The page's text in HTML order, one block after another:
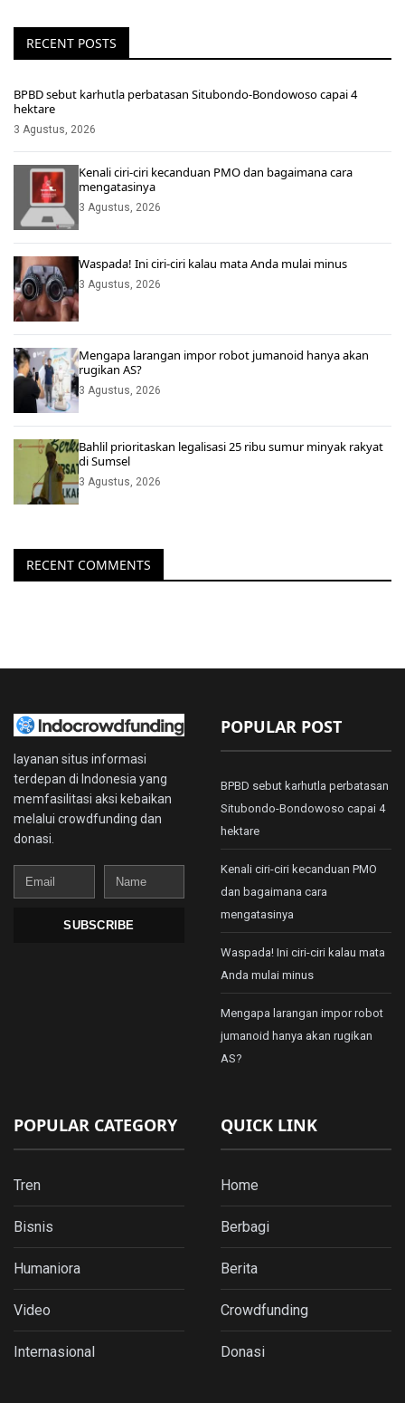
RECENT POSTS
BPBD sebut karhutla perbatasan Situbondo-Bondowoso capai 4
hektare
3 Agustus, 2026
Kenali ciri-ciri kecanduan PMO dan bagaimana cara
mengatasinya
3 Agustus, 2026
Waspada! Ini ciri-ciri kalau mata Anda mulai minus
3 Agustus, 2026
Mengapa larangan impor robot jumanoid hanya akan
rugikan AS?
3 Agustus, 2026
Bahlil prioritaskan legalisasi 25 ribu sumur minyak rakyat
di Sumsel
3 Agustus, 2026
RECENT COMMENTS
layanan situs informasi
terdepan di Indonesia yang
memfasilitasi aksi kebaikan
melalui crowdfunding dan
donasi.
Email
Name
SUBSCRIBE
POPULAR POST
BPBD sebut karhutla perbatasan
Situbondo-Bondowoso capai 4
hektare
Kenali ciri-ciri kecanduan PMO
dan bagaimana cara
mengatasinya
Waspada! Ini ciri-ciri kalau mata
Anda mulai minus
Mengapa larangan impor robot
jumanoid hanya akan rugikan
AS?
POPULAR CATEGORY
Tren
Bisnis
Humaniora
Video
Internasional
QUICK LINK
Home
Berbagi
Berita
Crowdfunding
Donasi